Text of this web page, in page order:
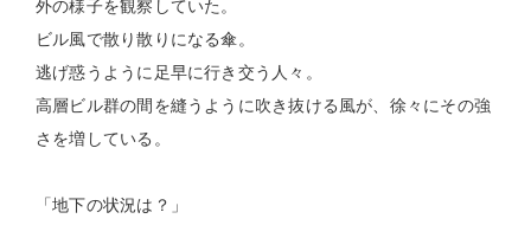
外の様子を観察していた。
ビル風で散り散りになる傘。
逃げ惑うように足早に行き交う人々。
高層ビル群の間を縫うように吹き抜ける風が、徐々にその強
さを増している。
「地下の状況は？」